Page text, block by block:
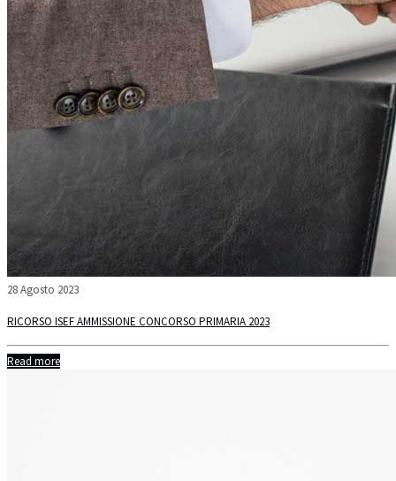
28 Agosto 2023
RICORSO ISEF AMMISSIONE CONCORSO PRIMARIA 2023
Read more